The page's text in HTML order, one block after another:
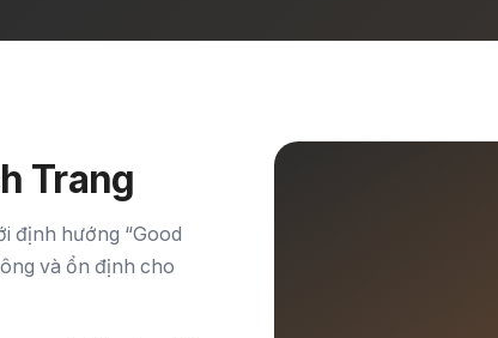
Trang
định hướng “Good
và ổn định cho